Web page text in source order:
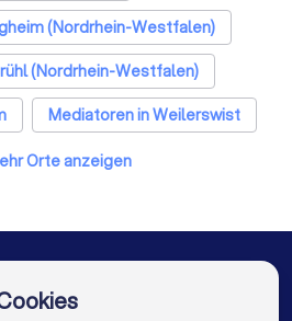
(Nordrhein-Westfalen)
(Nordrhein-Westfalen)
Mediatoren in Weilerswist
Mediatoren in Köln
in Frankfurt am Main
Orte anzeigen